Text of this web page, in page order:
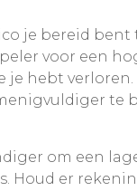
je bereid bent
voor een
je hebt verloren.
te
om een
Houd er